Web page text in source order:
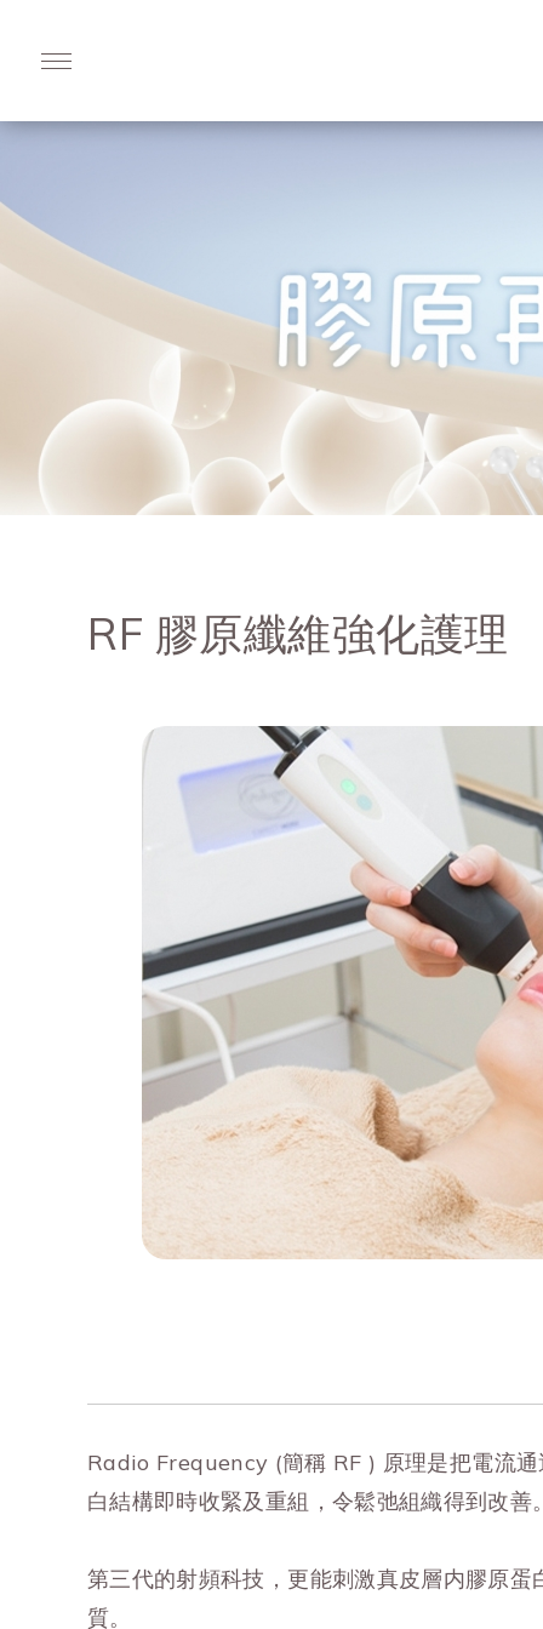
RF 膠原纖維強化護理
Radio Frequency (簡稱 RF ) 原理是把電流
白結構即時收緊及重組，令鬆弛組織得到改善。
第三代的射頻科技，更能刺激真皮層内膠原
質。